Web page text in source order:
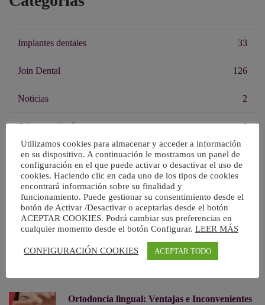
Implantes dentales 33
Join Dental 126
Noticias 2
Odontopediatría 6
Ortodoncia 31
Salud Dental 111
Tratamientos
Ortodoncia lingual: Ventajas e Inconvenientes
Utilizamos cookies para almacenar y acceder a información
en su dispositivo. A continuación le mostramos un panel de
configuración en el que puede activar o desactivar el uso de
cookies. Haciendo clic en cada uno de los tipos de cookies
encontrará información sobre su finalidad y
funcionamiento. Puede gestionar su consentimiento desde el
botón de Activar /Desactivar o aceptarlas desde el botón
ACEPTAR COOKIES. Podrá cambiar sus preferencias en
cualquier momento desde el botón Configurar. LEER MÁS
CONFIGURACIÓN COOKIES ACEPTAR TODO